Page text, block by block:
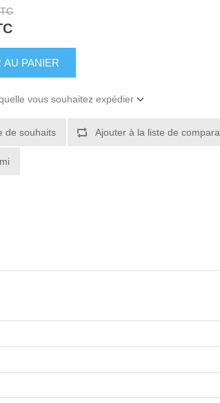
vous souhaitez expédier